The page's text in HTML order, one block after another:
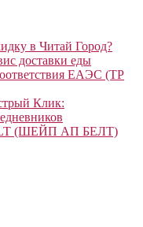
в Читай Город?
доставки еды
ЕАЭС (ТР
Клик:
(ШЕЙП АП БЕЛТ)